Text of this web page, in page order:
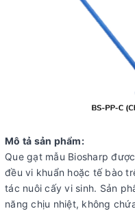
Mô tả sản phẩm:
Que gạt mẫu Biosharp
đều vi khuẩn hoặc tế bào
tác nuôi cấy vi sinh. Sản
năng chịu nhiệt, không